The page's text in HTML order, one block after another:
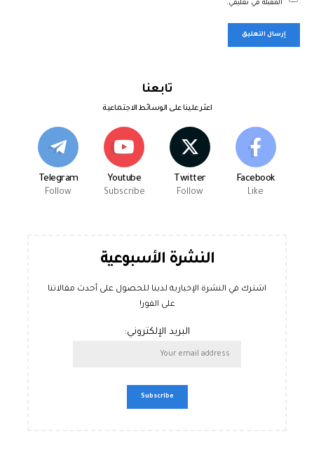
المقبلة في تعليقي.
تابعنا
اعثر علينا على الوسائط الاجتماعية
Facebook
Like
Twitter
Follow
Youtube
Subscribe
Telegram
Follow
النشرة الأسبوعية
اشترك في النشرة الإخبارية لدينا للحصول على أحدث مقالاتنا
على الفور!
البريد الإلكتروني: